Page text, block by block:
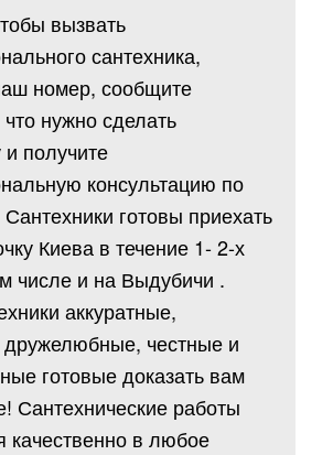
вызвать
сантехника,
номер, сообщите
нужно сделать
и получите
консультацию по
готовы приехать
Киева в течение 1- 2-х
числе и на Выдубичи .
аккуратные,
честные и
готовые доказать вам
Сантехнические работы
качественно в любое